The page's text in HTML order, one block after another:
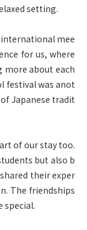
setting.
international mee
for us, where
more about each
festival was anot
Japanese tradit
of our stay too.
but also b
their exper
The friendships
special.